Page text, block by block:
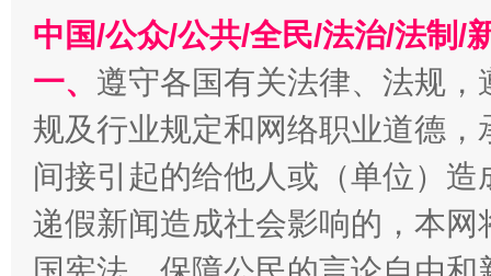
中国/公众/公共/全民/法治/法制/
一、 遵守各国有关法律、法规
规及行业规定和网络职业道德
间接引起的给他人或（单位）
递假新闻造成社会影响的，本